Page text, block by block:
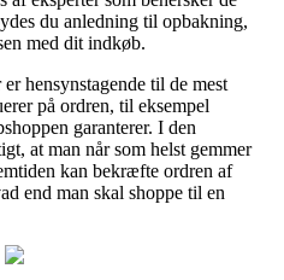
du anledning til opbakning,
med dit indkøb.
hensynstagende til de mest
på ordren, til eksempel
garanterer. I den
at man når som helst gemmer
kan bekræfte ordren af
end man skal shoppe til en